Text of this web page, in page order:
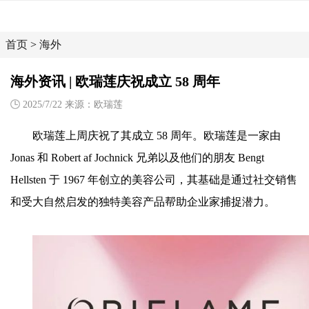
首页 > 海外
海外资讯 | 欧瑞莲庆祝成立 58 周年
2025/7/22 来源：欧瑞莲
欧瑞莲上周庆祝了其成立 58 周年。欧瑞莲是一家由
Jonas 和 Robert af Jochnick 兄弟以及他们的朋友 Bengt
Hellsten 于 1967 年创立的美容公司，其基础是通过社交销售
和受大自然启发的独特美容产品帮助企业家捕捉潜力。